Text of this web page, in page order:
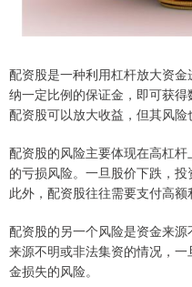
配资股是一种利用杠杆放大资
纳一定比例的保证金，即可获
配资股可以放大收益，但其风险
配资股的风险主要体现在高杠
的亏损风险。一旦股价下跌，投
此外，配资股往往需要支付高额
配资股的另一个风险是资金来
来源不明或非法集资的情况，
金损失的风险。